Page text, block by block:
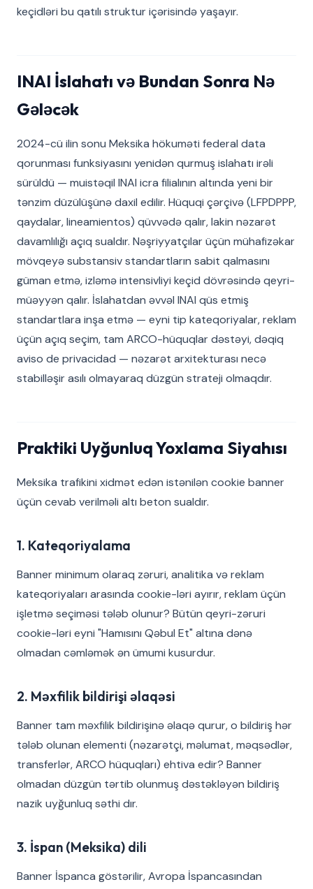
keçidləri bu qatılı struktur içərisində yaşayır.
INAI İslahatı və Bundan Sonra Nə
Gələcək
2024-cü ilin sonu Meksika hökuməti federal data
qorunması funksiyasını yenidən qurmuş islahatı irəli
sürüldü — muistəqil INAI icra filialının altında yeni bir
tənzim düzülüşünə daxil edilir. Hüquqi çərçivə (LFPDPPP,
qaydalar, lineamientos) qüvvədə qalır, lakin nəzarət
davamlılığı açıq sualdır. Nəşriyyatçılar üçün mühafizəkar
mövqeyə substansiv standartların sabit qalmasını
güman etmə, izləmə intensivliyi keçid dövrəsində qeyri-
müəyyən qalır. İslahatdan əvvəl INAI qüs etmiş
standartlara inşa etmə — eyni tip kateqoriyalar, reklam
üçün açıq seçim, tam ARCO-hüquqlar dəstəyi, dəqiq
aviso de privacidad — nəzarət arxitekturası necə
stabilləşir asılı olmayaraq düzgün strateji olmaqdır.
Praktiki Uyğunluq Yoxlama Siyahısı
Meksika trafikini xidmət edən istənilən cookie banner
üçün cevab verilməli altı beton sualdır.
1. Kateqoriyalama
Banner minimum olaraq zəruri, analitika və reklam
kateqoriyaları arasında cookie-ləri ayırır, reklam üçün
işletmə seçiməsi tələb olunur? Bütün qeyri-zəruri
cookie-ləri eyni "Hamısını Qəbul Et" altına dənə
olmadan cəmləmək ən ümumi kusurdur.
2. Məxfilik bildirişi əlaqəsi
Banner tam məxfilik bildirişinə əlaqə qurur, o bildiriş hər
tələb olunan elementi (nəzarətçi, məlumat, məqsədlər,
transferlər, ARCO hüquqları) ehtiva edir? Banner
olmadan düzgün tərtib olunmuş dəstəkləyən bildiriş
nazik uyğunluq səthi dır.
3. İspan (Meksika) dili
Banner İspanca göstərilir, Avropa İspancasından